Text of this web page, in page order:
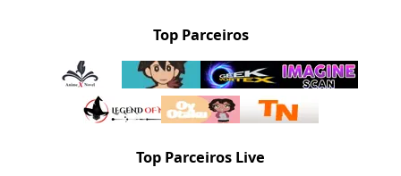
Top Parceiros
Top Parceiros Live